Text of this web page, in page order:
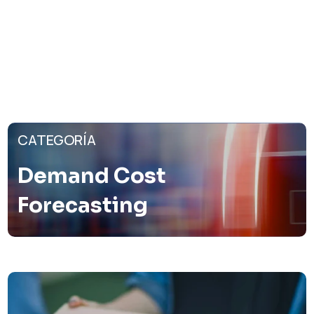
CATEGORÍA
Demand Cost
Forecasting